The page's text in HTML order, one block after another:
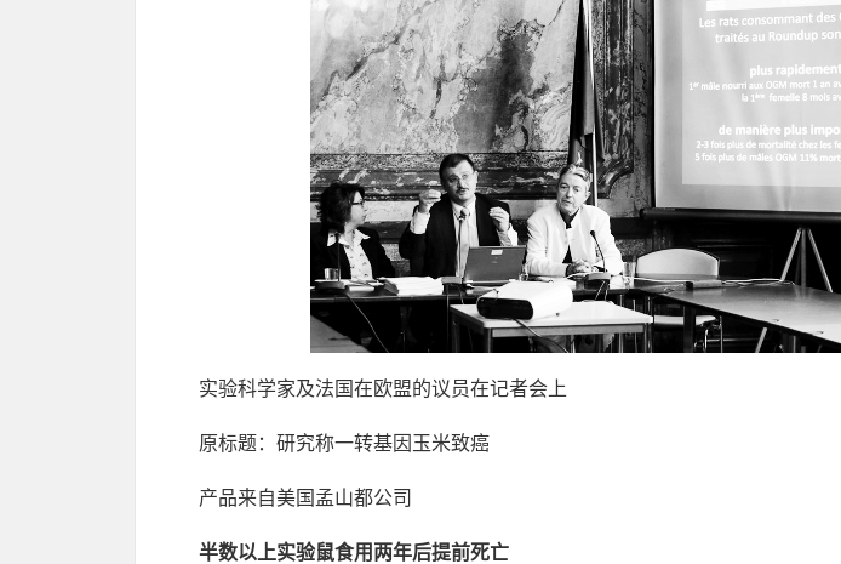
实验科学家及法国在欧盟的议员在记者会上
原标题：研究称一转基因玉米致癌
产品来自美国孟山都公司
半数以上实验鼠食用两年后提前死亡